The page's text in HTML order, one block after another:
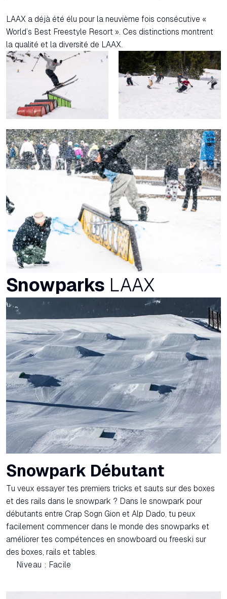
LAAX a déjà été élu pour la neuvième fois consécutive «
World’s Best Freestyle Resort ». Ces distinctions montrent
la qualité et la diversité de LAAX.
Snowparks LAAX
Snowpark Débutant
Tu veux essayer tes premiers tricks et sauts sur des boxes
et des rails dans le snowpark ? Dans le snowpark pour
débutants entre Crap Sogn Gion et Alp Dado, tu peux
facilement commencer dans le monde des snowparks et
améliorer tes compétences en snowboard ou freeski sur
des boxes, rails et tables.
Niveau : Facile